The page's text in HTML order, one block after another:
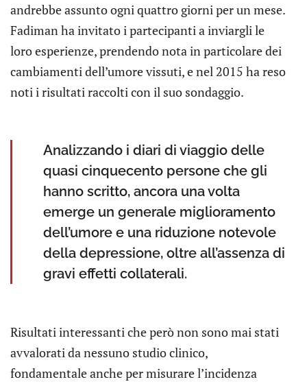
andrebbe assunto ogni quattro giorni per un mese.
Fadiman ha invitato i partecipanti a inviargli le
loro esperienze, prendendo nota in particolare dei
cambiamenti dell’umore vissuti, e nel 2015 ha reso
noti i risultati raccolti con il suo sondaggio.
Analizzando i diari di viaggio delle
quasi cinquecento persone che gli
hanno scritto, ancora una volta
emerge un generale miglioramento
dell’umore e una riduzione notevole
della depressione, oltre all’assenza di
gravi effetti collaterali.
Risultati interessanti che però non sono mai stati
avvalorati da nessuno studio clinico,
fondamentale anche per misurare l’incidenza